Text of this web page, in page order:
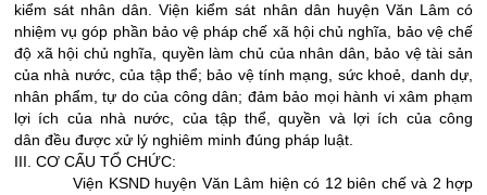
kiểm sát nhân dân. Viện kiểm sát nhân dân huyện Văn Lâm có
nhiệm vụ góp phần bảo vệ pháp chế xã hội chủ nghĩa, bảo vệ chế
độ xã hội chủ nghĩa, quyền làm chủ của nhân dân, bảo vệ tài sản
của nhà nước, của tập thể; bảo vệ tính mạng, sức khoẻ, danh dự,
nhân phẩm, tự do của công dân; đảm bảo mọi hành vi xâm phạm
lợi ích của nhà nước, của tập thể, quyền và lợi ích của công
dân đều được xử lý nghiêm minh đúng pháp luật.
III. CƠ CẤU TỔ CHỨC:
Viện KSND huyện Văn Lâm hiện có 12 biên chế và 2 hợp